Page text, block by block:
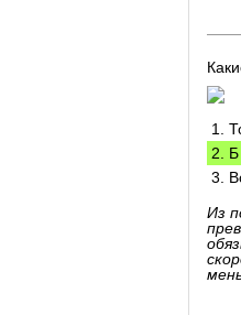
1.
2. Б
3.
Из